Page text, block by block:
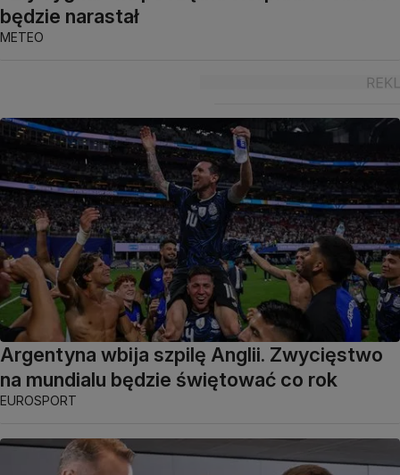
będzie narastał
METEO
Argentyna wbija szpilę Anglii. Zwycięstwo
na mundialu będzie świętować co rok
EUROSPORT